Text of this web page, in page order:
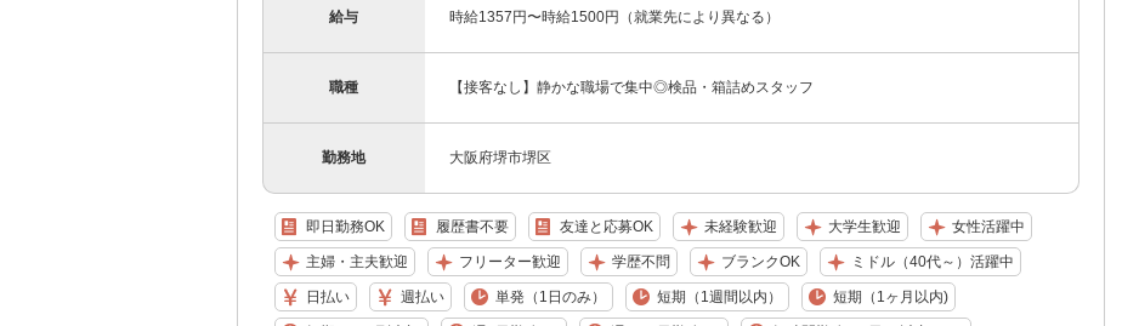
給与 時給1357円〜時給1500円（就業先により異なる）
職種 【接客なし】静かな職場で集中◎検品・箱詰めスタッフ
勤務地 大阪府堺市堺区
即日勤務OK 履歴書不要 友達と応募OK 未経験歓迎 大学生歓迎 女性活躍中
主婦・主夫歓迎 フリーター歓迎 学歴不問 ブランクOK ミドル（40代～）活躍中
日払い 週払い 単発（1日のみ） 短期（1週間以内） 短期（1ヶ月以内)